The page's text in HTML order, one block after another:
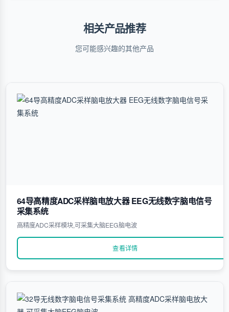
相关产品推荐
您可能感兴趣的其他产品
64导高精度ADC采样脑电放大器 EEG无线数字脑电信号
采集系统
高精度ADC采样模块,可采集大脑EEG脑电波
查看详情